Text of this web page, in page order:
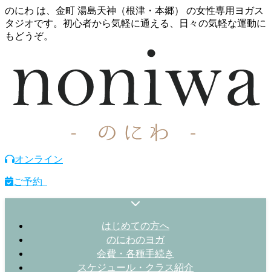
のにわ は、金町 湯島天神（根津・本郷） の女性専用ヨガス
タジオです。初心者から気軽に通える、日々の気軽な運動に
もどうぞ。
オンライン
ご予約
はじめての方へ
のにわのヨガ
会費・各種手続き
スケジュール・クラス紹介